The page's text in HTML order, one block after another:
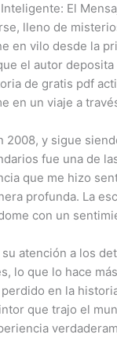
El
lleno de
en vilo desde la
el autor
de gratis pdf
en un viaje a
2008, y sigue
fue una de
que me hizo
profunda. La
con un
atención a los
lo que lo hace
en la
que trajo el